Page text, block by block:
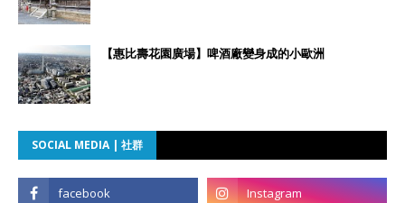
【惠比壽花園廣場】啤酒廠變身成的小歐洲
SOCIAL MEDIA | 社群